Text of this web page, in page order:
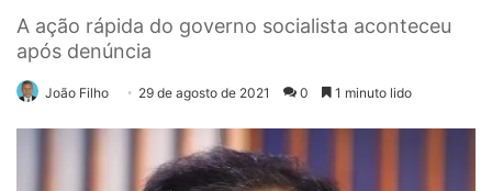
A ação rápida do governo socialista aconteceu
após denúncia
João Filho 29 de agosto de 2021 0 1 minuto lido